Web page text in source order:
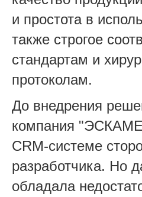
и простота в
также строгое
стандартам и
протоколам.
До внедрения
компания
CRM-системе
разработчика. Но
обладала